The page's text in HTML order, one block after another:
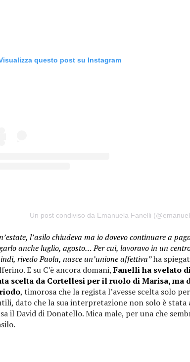
questo post su Instagram
Un post condiviso da Emanuela Fanelli
l’asilo chiudeva ma io dovevo continuare a
anche luglio, agosto… Per cui, lavoravo in un
rivedo Paola, nasce un’unione affettiva”ha
E su C’è ancora domani,Fanelli ha svelato
scelta da Cortellesi per il ruolo di Marisa,
, timorosa che la regista l’avesse scelta solo
dato che la sua interpretazione non solo è stata
il David di Donatello. Mica male, per una che